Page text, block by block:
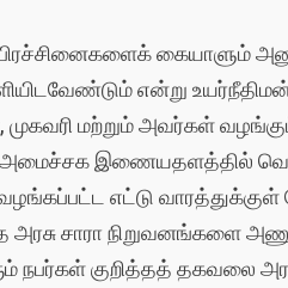
கையாளும்
என்று
மற்றும் அவர்கள்
அமைச்சக இணையதளத்தில்
எட்டு வாரத்துக்குள்
அரசு சாரா நிறுவனங்களை
நபர்கள் குறித்தத் தகவலை